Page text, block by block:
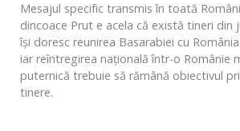
Mesajul specific transmis în toată
dincoace Prut e acela că există tineri din
îşi doresc reunirea Basarabiei cu
iar reîntregirea naţională într-o Românie
puternică trebuie să rămână obiectivul
tinere.